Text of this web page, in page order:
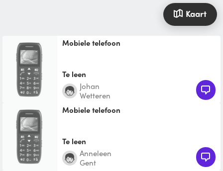
Kaart
Mobiele telefoon
Te leen
Johan
Wetteren
Mobiele telefoon
Te leen
Anneleen
Gent